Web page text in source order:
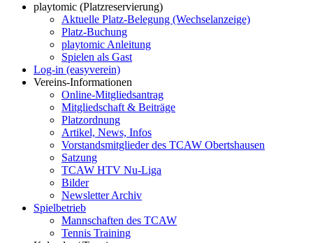
playtomic (Platzreservierung)
Aktuelle Platz-Belegung (Wechselanzeige)
Platz-Buchung
playtomic Anleitung
Spielen als Gast
Log-in (easyverein)
Vereins-Informationen
Online-Mitgliedsantrag
Mitgliedschaft & Beiträge
Platzordnung
Artikel, News, Infos
Vorstandsmitglieder des TCAW Obertshausen
Satzung
TCAW HTV Nu-Liga
Bilder
Newsletter Archiv
Spielbetrieb
Mannschaften des TCAW
Tennis Training